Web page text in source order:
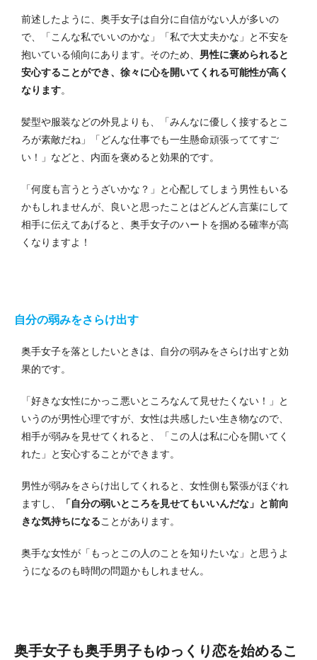
前述したように、奥手女子は自分に自信がない人が多いの
で、「こんな私でいいのかな」「私で大丈夫かな」と不安を
抱いている傾向にあります。そのため、 男性に褒められると
安心することができ、徐々に心を開いてくれる可能性が高く
なります。
髪型や服装などの外見よりも、「みんなに優しく接するとこ
ろが素敵だね」「どんな仕事でも一生懸命頑張っててすご
い！」などと、内面を褒めると効果的です。
「何度も言うとうざいかな？」と心配してしまう男性もいる
かもしれませんが、良いと思ったことはどんどん言葉にして
相手に伝えてあげると、奥手女子のハートを掴める確率が高
くなりますよ！
自分の弱みをさらけ出す
奥手女子を落としたいときは、自分の弱みをさらけ出すと効
果的です。
「好きな女性にかっこ悪いところなんて見せたくない！」と
いうのが男性心理ですが、女性は共感したい生き物なので、
相手が弱みを見せてくれると、「この人は私に心を開いてく
れた」と安心することができます。
男性が弱みをさらけ出してくれると、女性側も緊張がほぐれ
ますし、
「自分の弱いところを見せてもいいんだな」と前向
きな気持ちになることがあります。
奥手な女性が「もっとこの人のことを知りたいな」と思うよ
うになるのも時間の問題かもしれません。
奥手女子も奥手男子もゆっくり恋を始めるこ